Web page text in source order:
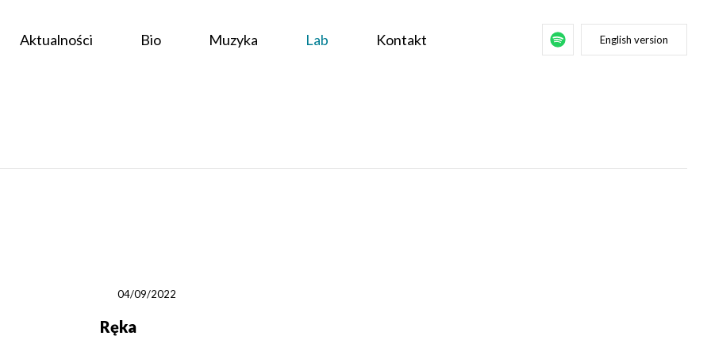
Aktualności Bio Muzyka Lab Kontakt English version
04/09/2022
Ręka